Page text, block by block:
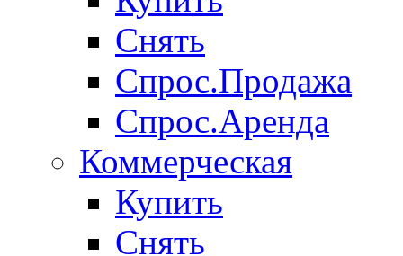
Снять
Спрос.Продажа
Спрос.Аренда
Коммерческая
Купить
Снять